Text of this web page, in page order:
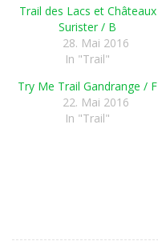
Trail des Lacs et Châteaux
Surister / B
28. Mai 2016
In "Trail"
Try Me Trail Gandrange / F
22. Mai 2016
In "Trail"